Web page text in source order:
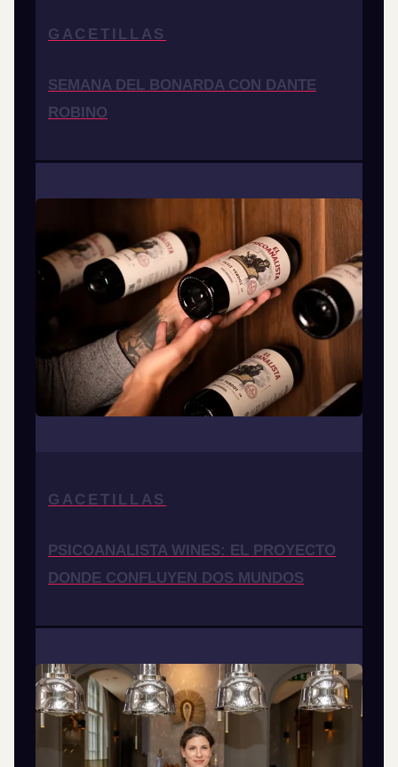
GACETILLAS
SEMANA DEL BONARDA CON DANTE
ROBINO
GACETILLAS
PSICOANALISTA WINES: EL PROYECTO
DONDE CONFLUYEN DOS MUNDOS